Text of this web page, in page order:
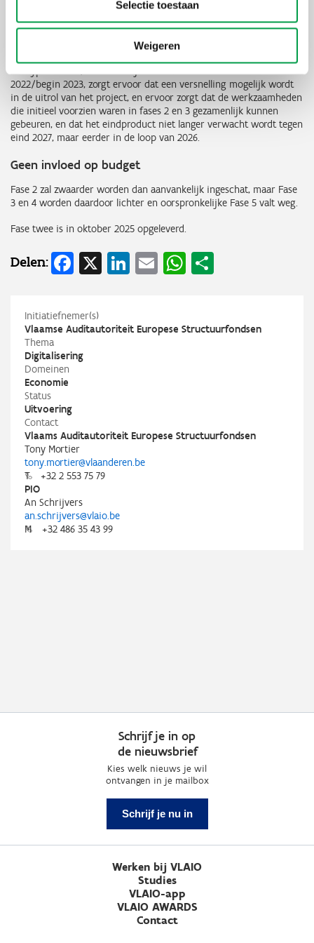
Selectie toestaan
Weigeren
die functionaliteiten die het meeste meerwaarde bieden voor
Reden voor de versnelling?
2022/begin 2023, zorgt ervoor dat een versnelling mogelijk wordt
in de uitrol van het project, en ervoor zorgt dat de werkzaamheden
die initieel voorzien waren in fases 2 en 3 gezamenlijk kunnen
gebeuren, en dat het eindproduct niet langer verwacht wordt tegen
eind 2027, maar eerder in de loop van 2026.
Geen invloed op budget
Fase 2 zal zwaarder worden dan aanvankelijk ingeschat, maar Fase
3 en 4 worden daardoor lichter en oorspronkelijke Fase 5 valt weg.
Fase twee is in oktober 2025 opgeleverd.
Delen: Facebook
X LinkedIn
EmailWhatsApp
Initiatiefnemer(s)
Vlaamse Auditautoriteit Europese Structuurfondsen
Thema
Digitalisering
Domeinen
Economie
Status
Uitvoering
Contact
Vlaams Auditautoriteit Europese Structuurfondsen
Tony Mortier
tony.mortier@vlaanderen.be
T
+32 2 553 75 79
PIO
An Schrijvers
an.schrijvers@vlaio.be
M
+32 486 35 43 99
Schrijf je in op
de nieuwsbrief
Kies welk nieuws je wil
ontvangen in je mailbox
Schrijf je nu in
Werken bij VLAIO
Studies
VLAIO-app
VLAIO AWARDS
Contact